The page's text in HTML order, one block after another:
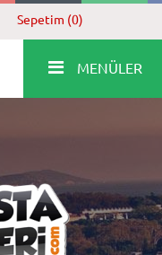
Sepetim (0)
MENÜLER